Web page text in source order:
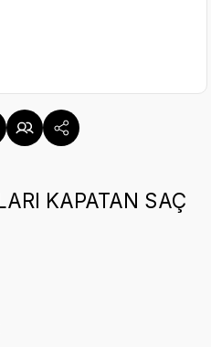
KAPATAN SAÇ